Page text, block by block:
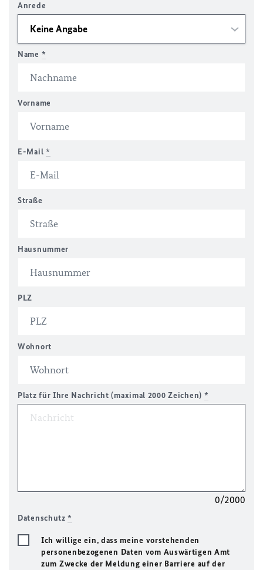
Anrede
Name *
Vorname
E-Mail *
Straße
Hausnummer
PLZ
Wohnort
Platz für Ihre Nachricht (maximal 2000 Zeichen) *
0/2000
Datenschutz*
Ich willige ein, dass meine vorstehenden
personenbezogenen Daten vom Auswärtigen Amt
zum Zwecke der Meldung einer Barriere auf der